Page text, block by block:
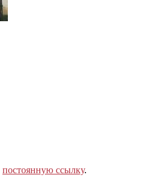
постоянную ссылку.